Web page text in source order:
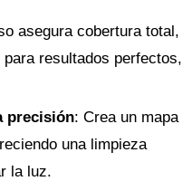
asegura cobertura total,
resultados perfectos,
precisión: Crea un mapa
una limpieza
la luz.